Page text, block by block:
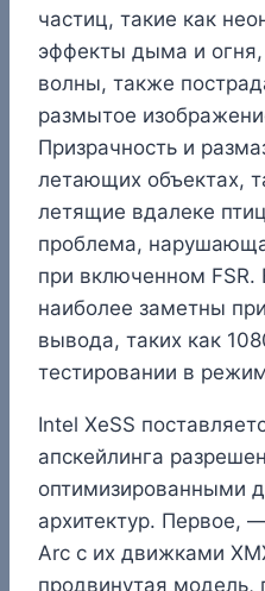
частиц, такие как
эффекты дыма и
волны, также
размытое
Призрачность и
летающих объектах,
летящие вдалеке
проблема,
при включенном FSR.
наиболее заметны
вывода, таких как
тестировании в
Intel XeSS
апскейлинга
оптимизированными
архитектур. Первое,
Arc с их движками
продвинутая